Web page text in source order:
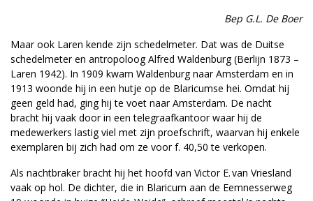
Bep G.L. De Boer
Maar ook Laren kende zijn schedelmeter. Dat was de Duitse
schedelmeter en antropoloog Alfred Waldenburg (Berlijn 1873 –
Laren 1942). In 1909 kwam Waldenburg naar Amsterdam en in
1913 woonde hij in een hutje op de Blaricumse hei. Omdat hij
geen geld had, ging hij te voet naar Amsterdam. De nacht
bracht hij vaak door in een telegraafkantoor waar hij de
medewerkers lastig viel met zijn proefschrift, waarvan hij enkele
exemplaren bij zich had om ze voor f. 40,50 te verkopen.
Als nachtbraker bracht hij het hoofd van Victor E. van Vriesland
vaak op hol. De dichter, die in Blaricum aan de Eemnesserweg